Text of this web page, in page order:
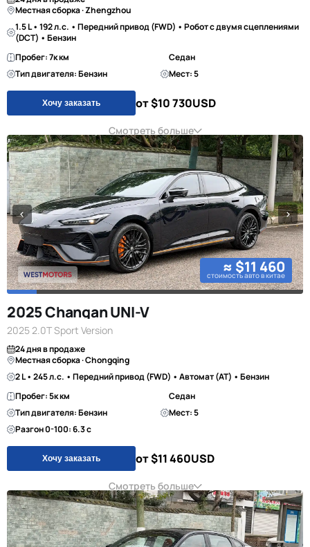
Местная сборка · Zhengzhou
1.5 L • 192 л.с. • Передний привод (FWD) • Робот с двумя сцеплениями
(DCT) • Бензин
Пробег: 7к км
Седан
Тип двигателя: Бензин
Мест: 5
Хочу заказать от $10 730USD
Смотреть больше
≈ $11 460
стоимость авто в китае
2025 Changan UNI-V
2025 2.0T Sport Version
24 дня в продаже
Местная сборка · Chongqing
2 L • 245 л.с. • Передний привод (FWD) • Автомат (AT) • Бензин
Пробег: 5к км
Седан
Тип двигателя: Бензин
Мест: 5
Разгон 0-100: 6.3 с
Хочу заказать от $11 460USD
Смотреть больше